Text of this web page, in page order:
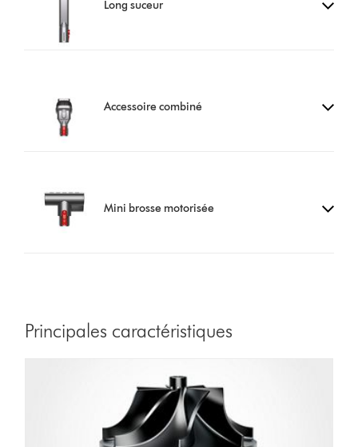
Long suceur
Accessoire combiné
Mini brosse motorisée
Principales caractéristiques